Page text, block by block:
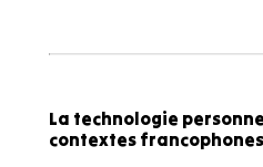
La technologie
contextes francophones